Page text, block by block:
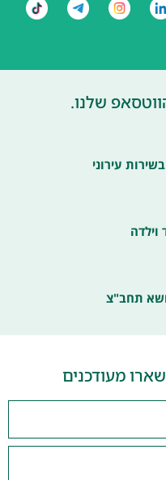
שלנו.
עירוני
וילדה
תחב"צ
מעודכנים